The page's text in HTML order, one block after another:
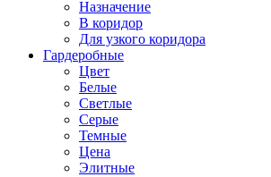
Назначение
В коридор
Для узкого коридора
Гардеробные
Цвет
Белые
Светлые
Серые
Темные
Цена
Элитные